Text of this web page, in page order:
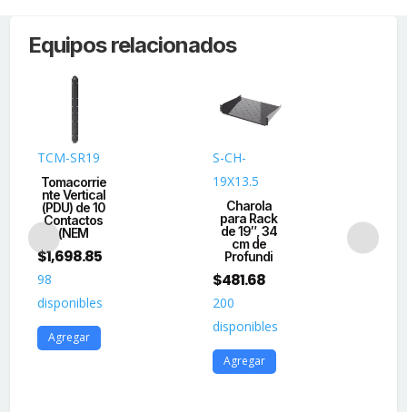
1UR
Equipos relacionados
TCM-SR19
Tomacorrie
nte Vertical
(PDU) de 10
Contactos
(NEM
$1,698.85
98
disponibles
Agregar
S-CH-
19X13.5
Charola
para Rack
de 19″, 34
cm de
Profundi
$481.68
200
disponibles
Agregar